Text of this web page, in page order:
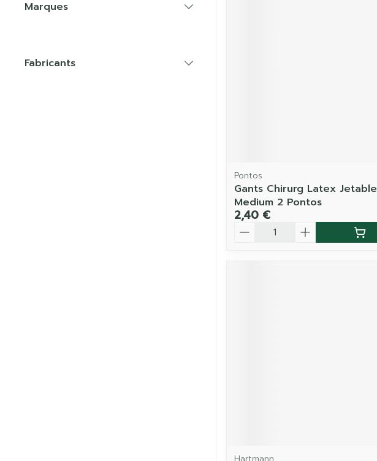
Marques
Fabricants
Pontos
Gants Chirurg Latex Jetable
Medium 2 Pontos
2,40 €
Quantité